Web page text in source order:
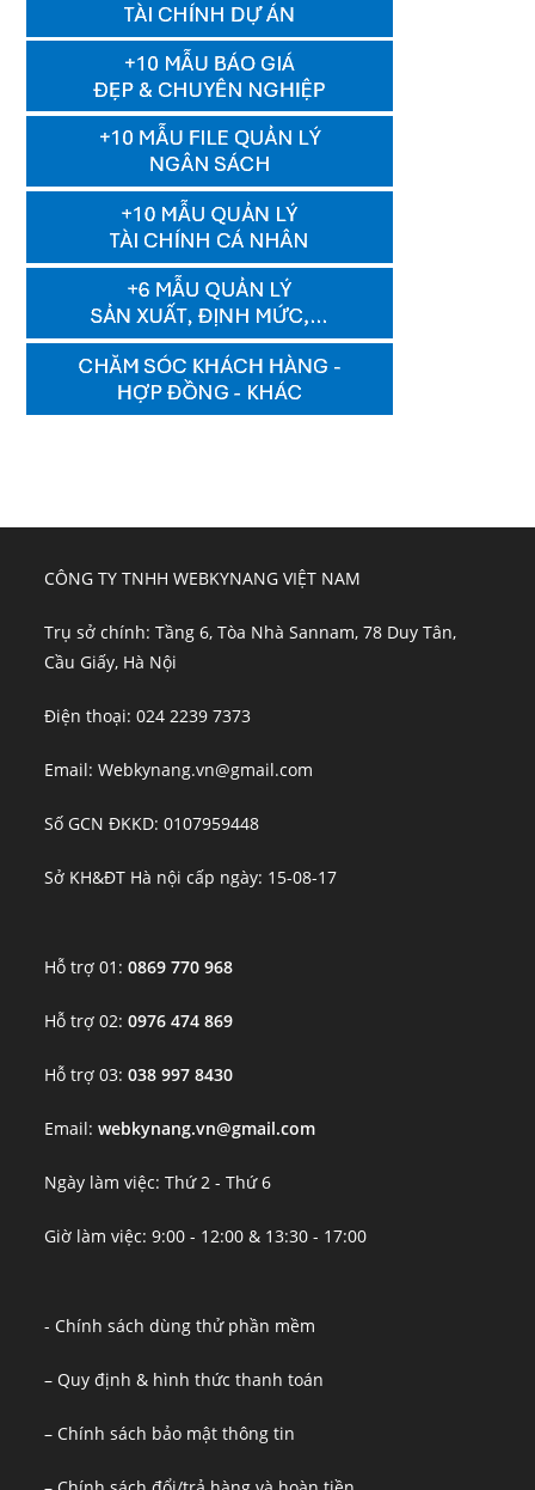
CÔNG TY TNHH WEBKYNANG VIỆT NAM
Trụ sở chính: Tầng 6, Tòa Nhà Sannam, 78 Duy Tân,
Cầu Giấy, Hà Nội
Điện thoại: 024 2239 7373
Email: Webkynang.vn@gmail.com
Số GCN ĐKKD: 0107959448
Sở KH&ĐT Hà nội cấp ngày: 15-08-17
Hỗ trợ 01:0869 770 968
Hỗ trợ 02:0976 474 869
Hỗ trợ 03:038 997 8430
Email:webkynang.vn@gmail.com
Ngày làm việc: Thứ 2 - Thứ 6
Giờ làm việc: 9:00 - 12:00 & 13:30 - 17:00
- Chính sách dùng thử phần mềm
– Quy định & hình thức thanh toán
– Chính sách bảo mật thông tin